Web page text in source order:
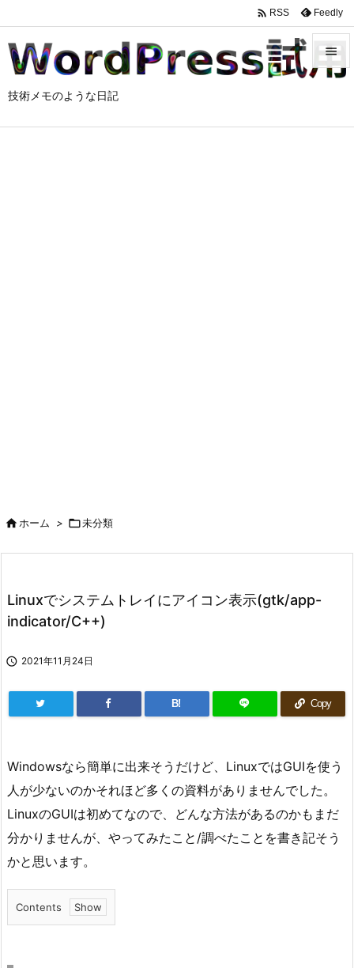
技術メモのような日記



 RSS Feedly
ホーム > 未分類
Linuxでシステムトレイにアイコン表示(gtk/app-
indicator/C++)
 2021年11月24日
B! Copy
Windowsなら簡単に出来そうだけど、LinuxではGUIを使う
人が少ないのかそれほど多くの資料がありませんでした。
LinuxのGUIは初めてなので、どんな方法があるのかもまだ
分かりませんが、やってみたこと/調べたことを書き記そう
かと思います。
Contents
1.